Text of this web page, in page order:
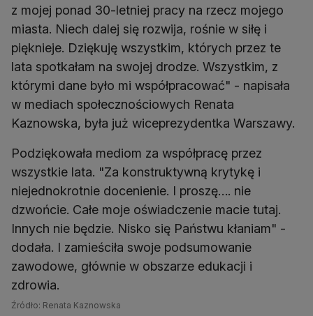
z mojej ponad 30-letniej pracy na rzecz mojego
miasta. Niech dalej się rozwija, rośnie w siłę i
pięknieje. Dziękuję wszystkim, których przez te
lata spotkałam na swojej drodze. Wszystkim, z
którymi dane było mi współpracować" - napisała
w mediach społecznościowych Renata
Kaznowska, była już wiceprezydentka Warszawy.
Podziękowała mediom za współpracę przez
wszystkie lata. "Za konstruktywną krytykę i
niejednokrotnie docenienie. I proszę…. nie
dzwońcie. Całe moje oświadczenie macie tutaj.
Innych nie będzie. Nisko się Państwu kłaniam" -
dodała. I zamieściła swoje podsumowanie
zawodowe, głównie w obszarze edukacji i
zdrowia.
Źródło: Renata Kaznowska